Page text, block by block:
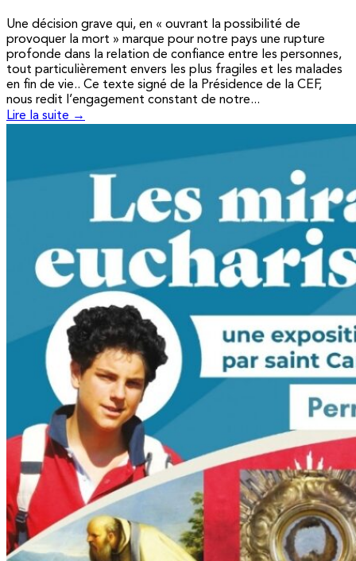
Une décision grave qui, en « ouvrant la possibilité de
provoquer la mort » marque pour notre pays une rupture
profonde dans la relation de confiance entre les personnes,
tout particulièrement envers les plus fragiles et les malades
en fin de vie.. Ce texte signé de la Présidence de la CEF,
nous redit l’engagement constant de notre...
Lire la suite →